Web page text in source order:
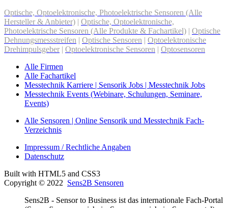
Optische, Optoelektronische, Photoelektrische Sensoren (Alle
Hersteller & Anbieter) | Optische, Optoelektronische,
Photoelektrische Sensoren (Alle Produkte & Fachartikel) | Optische
Dehnungsmessstreifen | Optische Sensoren | Optoelektronische
Drehimpulsgeber | Optoelektronische Sensoren | Optosensoren
Alle Firmen
Alle Fachartikel
Messtechnik Karriere | Sensorik Jobs | Messtechnik Jobs
Messtechnik Events (Webinare, Schulungen, Seminare,
Events)
Alle Sensoren | Online Sensorik und Messtechnik Fach-
Verzeichnis
Impressum / Rechtliche Angaben
Datenschutz
Built with HTML5 and CSS3
Copyright © 2022 Sens2B Sensoren
Sens2B - Sensor to Business ist das internationale Fach-Portal